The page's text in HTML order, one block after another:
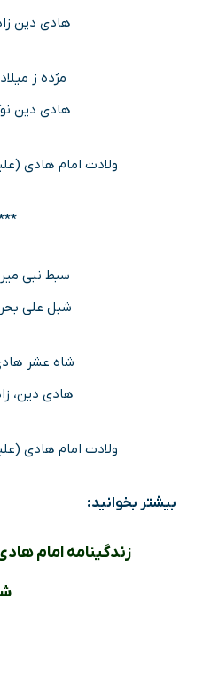
هادى دین
مژده ز
هادى دین
ولادت امام هادی
سبط نبى
شبل على
شاه عشر
هادى دین،
ولادت امام هادی
بیشتر بخوانید:
زندگینامه امام